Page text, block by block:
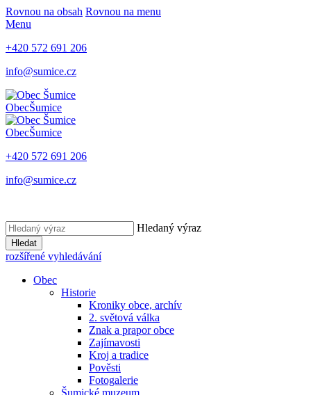
Rovnou na obsah Rovnou na menu
Menu
+420 572 691 206
info@sumice.cz
ObecŠumice
ObecŠumice
+420 572 691 206
info@sumice.cz
Hledaný výraz
Hledat
rozšířené vyhledávání
Obec
Historie
Kroniky obce, archív
2. světová válka
Znak a prapor obce
Zajímavosti
Kroj a tradice
Pověsti
Fotogalerie
Šumické muzeum